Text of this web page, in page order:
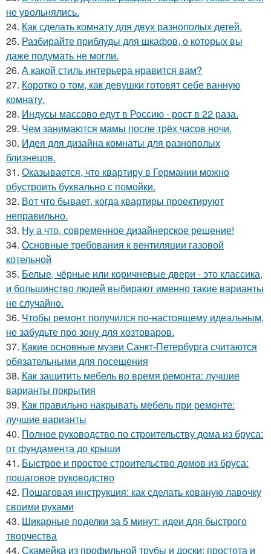
не увольнялись.
24. Как сделать комнату для двух разнополых детей.
25. Разбирайте приблуды для шкафов, о которых вы
даже подумать не могли.
26. А какой стиль интерьера нравится вам?
27. Коротко о том, как девушки готовят себе ванную
комнату.
28. Индусы массово едут в Россию - рост в 22 раза.
29. Чем занимаются мамы после трёх часов ночи.
30. Идея для дизайна комнаты для разнополых
близнецов.
31. Оказывается, что квартиру в Германии можно
обустроить буквально с помойки.
32. Вот что бывает, когда квартиры проектируют
неправильно.
33. Ну а что, современное дизайнерское решение!
34. Основные требования к вентиляции газовой
котельной
35. Белые, чёрные или коричневые двери - это классика,
и большинство людей выбирают именно такие варианты
не случайно.
36. Чтобы ремонт получился по-настоящему идеальным,
не забудьте про зону для хозтоваров.
37. Какие основные музеи Санкт-Петербурга считаются
обязательными для посещения
38. Как защитить мебель во время ремонта: лучшие
варианты покрытия
39. Как правильно накрывать мебель при ремонте:
лучшие варианты
40. Полное руководство по строительству дома из бруса:
от фундамента до крыши
41. Быстрое и простое строительство домов из бруса:
пошаговое руководство
42. Пошаговая инструкция: как сделать кованую лавочку
своими руками
43. Шикарные поделки за 5 минут: идеи для быстрого
творчества
44. Скамейка из профильной трубы и доски: простота и